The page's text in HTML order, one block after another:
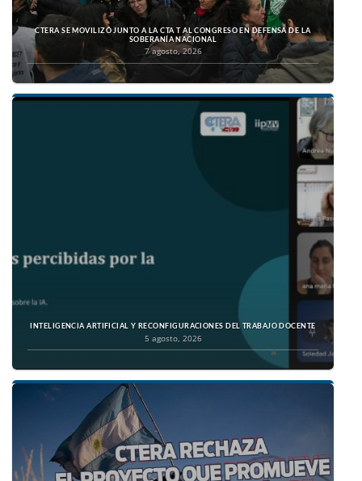
CTERA SE MOVILIZÓ JUNTO A LA CTA T AL CONGRESO EN DEFENSA DE LA
SOBERANÍA NACIONAL
7 agosto, 2026
INTELIGENCIA ARTIFICIAL Y RECONFIGURACIONES DEL TRABAJO DOCENTE
5 agosto, 2026